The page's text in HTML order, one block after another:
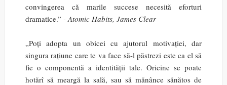
convingerea că marile succese necesită eforturi
dramatice.” - Atomic Habits, James Clear
„Poți adopta un obicei cu ajutorul motivației, dar
singura rațiune care te va face să-l păstrezi este ca el să
fie o componentă a identității tale. Oricine se poate
hotărî să meargă la sală, sau să mănânce sănătos de